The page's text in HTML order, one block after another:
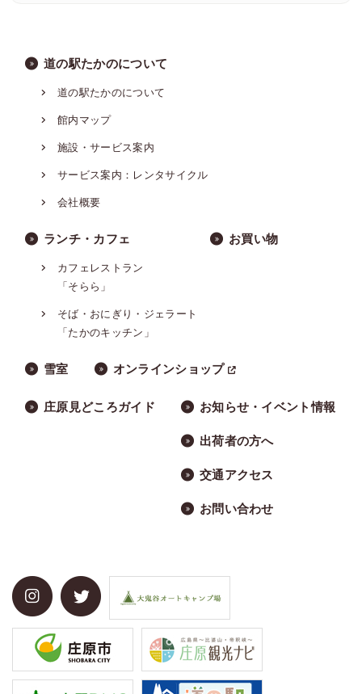
道の駅たかのについて
道の駅たかのについて
館内マップ
施設・サービス案内
サービス案内：レンタサイクル
会社概要
ランチ・カフェ
カフェレストラン
「そらら」
そば・おにぎり・ジェラート
「たかのキッチン」
お買い物
雪室 オンラインショップ
庄原見どころガイド お知らせ・イベント情報
出荷者の方へ
交通アクセス
お問い合わせ